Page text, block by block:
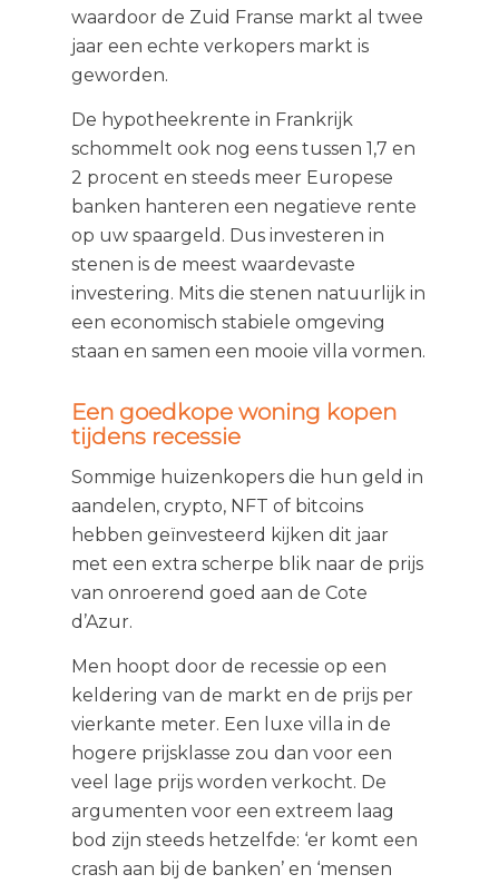
waardoor de Zuid Franse markt al twee
jaar een echte verkopers markt is
geworden.
De hypotheekrente in Frankrijk
schommelt ook nog eens tussen 1,7 en
2 procent en steeds meer Europese
banken hanteren een negatieve rente
op uw spaargeld. Dus investeren in
stenen is de meest waardevaste
investering. Mits die stenen natuurlijk in
een economisch stabiele omgeving
staan en samen een mooie villa vormen.
Een goedkope woning kopen
tijdens recessie
Sommige huizenkopers die hun geld in
aandelen, crypto, NFT of bitcoins
hebben geïnvesteerd kijken dit jaar
met een extra scherpe blik naar de prijs
van onroerend goed aan de Cote
d’Azur.
Men hoopt door de recessie op een
keldering van de markt en de prijs per
vierkante meter. Een luxe villa in de
hogere prijsklasse zou dan voor een
veel lage prijs worden verkocht. De
argumenten voor een extreem laag
bod zijn steeds hetzelfde: ‘er komt een
crash aan bij de banken’ en ‘mensen